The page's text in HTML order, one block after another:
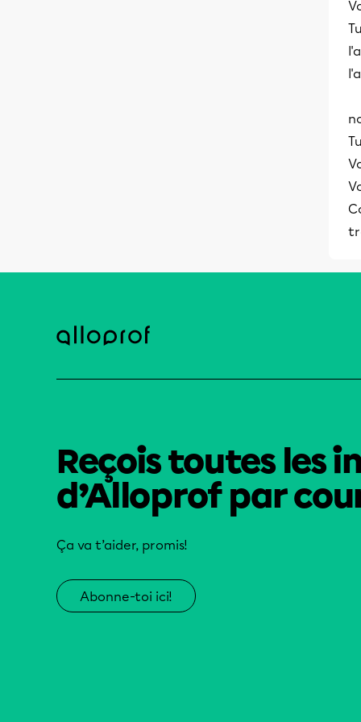
Reçois toutes les
d’Alloprof par
Ça va t’aider, promis!
Abonne-toi ici!